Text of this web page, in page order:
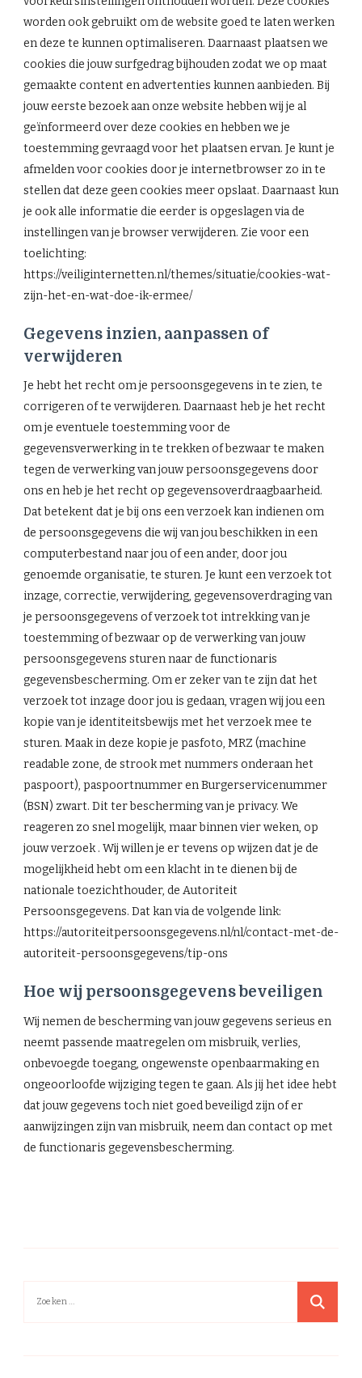
worden ook gebruikt om de website goed te laten werken
en deze te kunnen optimaliseren. Daarnaast plaatsen we
cookies die jouw surfgedrag bijhouden zodat we op maat
gemaakte content en advertenties kunnen aanbieden. Bij
jouw eerste bezoek aan onze website hebben wij je al
geïnformeerd over deze cookies en hebben we je
toestemming gevraagd voor het plaatsen ervan. Je kunt je
afmelden voor cookies door je internetbrowser zo in te
stellen dat deze geen cookies meer opslaat. Daarnaast kun
je ook alle informatie die eerder is opgeslagen via de
instellingen van je browser verwijderen. Zie voor een
toelichting:
https://veiliginternetten.nl/themes/situatie/cookies-wat-
zijn-het-en-wat-doe-ik-ermee/
Gegevens inzien, aanpassen of
verwijderen
Je hebt het recht om je persoonsgegevens in te zien, te
corrigeren of te verwijderen. Daarnaast heb je het recht
om je eventuele toestemming voor de
gegevensverwerking in te trekken of bezwaar te maken
tegen de verwerking van jouw persoonsgegevens door
ons en heb je het recht op gegevensoverdraagbaarheid.
Dat betekent dat je bij ons een verzoek kan indienen om
de persoonsgegevens die wij van jou beschikken in een
computerbestand naar jou of een ander, door jou
genoemde organisatie, te sturen. Je kunt een verzoek tot
inzage, correctie, verwijdering, gegevensoverdraging van
je persoonsgegevens of verzoek tot intrekking van je
toestemming of bezwaar op de verwerking van jouw
persoonsgegevens sturen naar de functionaris
gegevensbescherming. Om er zeker van te zijn dat het
verzoek tot inzage door jou is gedaan, vragen wij jou een
kopie van je identiteitsbewijs met het verzoek mee te
sturen. Maak in deze kopie je pasfoto, MRZ (machine
readable zone, de strook met nummers onderaan het
paspoort), paspoortnummer en Burgerservicenummer
(BSN) zwart. Dit ter bescherming van je privacy. We
reageren zo snel mogelijk, maar binnen vier weken, op
jouw verzoek . Wij willen je er tevens op wijzen dat je de
mogelijkheid hebt om een klacht in te dienen bij de
nationale toezichthouder, de Autoriteit
Persoonsgegevens. Dat kan via de volgende link:
https://autoriteitpersoonsgegevens.nl/nl/contact-met-de-
autoriteit-persoonsgegevens/tip-ons
Hoe wij persoonsgegevens beveiligen
Wij nemen de bescherming van jouw gegevens serieus en
neemt passende maatregelen om misbruik, verlies,
onbevoegde toegang, ongewenste openbaarmaking en
ongeoorloofde wijziging tegen te gaan. Als jij het idee hebt
dat jouw gegevens toch niet goed beveiligd zijn of er
aanwijzingen zijn van misbruik, neem dan contact op met
de functionaris gegevensbescherming.